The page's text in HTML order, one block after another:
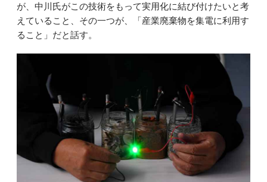
が、中川氏がこの技術をもって実用化に結び付けたいと考
えていること、その一つが、「産業廃棄物を集電に利用す
ること」だと話す。